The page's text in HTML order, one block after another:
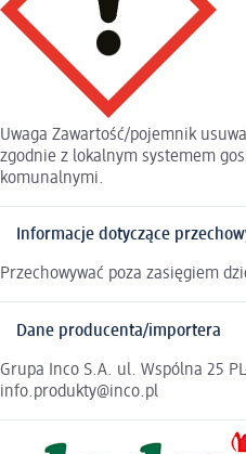
Uwaga Zawartość/pojemnik
zgodnie z lokalnym systemem
komunalnymi.
Informacje dotyczące
Przechowywać poza zasięgiem
Dane producenta/importera
Grupa Inco S.A. ul. Wspólna 25
info.produkty@inco.pl